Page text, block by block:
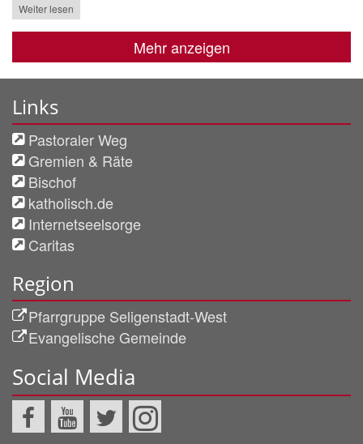
Weiter lesen
Mehr anzeigen
Links
Pastoraler Weg
Gremien & Räte
Bischof
katholisch.de
Internetseelsorge
Caritas
Region
Pfarrgruppe Seligenstadt-West
Evangelische Gemeinde
Social Media